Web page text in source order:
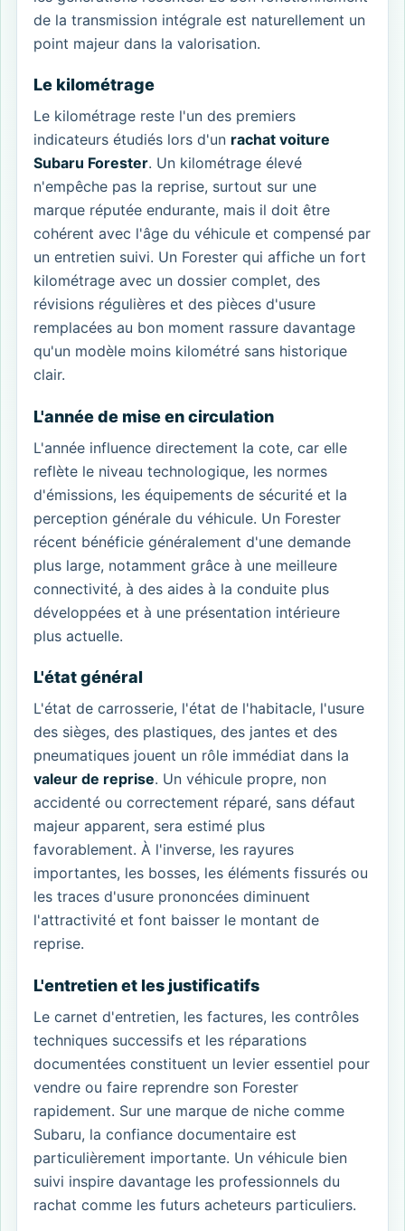
de la transmission intégrale est naturellement un
point majeur dans la valorisation.
Le kilométrage
Le kilométrage reste l'un des premiers
indicateurs étudiés lors d'un rachat voiture
Subaru Forester. Un kilométrage élevé
n'empêche pas la reprise, surtout sur une
marque réputée endurante, mais il doit être
cohérent avec l'âge du véhicule et compensé par
un entretien suivi. Un Forester qui affiche un fort
kilométrage avec un dossier complet, des
révisions régulières et des pièces d'usure
remplacées au bon moment rassure davantage
qu'un modèle moins kilométré sans historique
clair.
L'année de mise en circulation
L'année influence directement la cote, car elle
reflète le niveau technologique, les normes
d'émissions, les équipements de sécurité et la
perception générale du véhicule. Un Forester
récent bénéficie généralement d'une demande
plus large, notamment grâce à une meilleure
connectivité, à des aides à la conduite plus
développées et à une présentation intérieure
plus actuelle.
L'état général
L'état de carrosserie, l'état de l'habitacle, l'usure
des sièges, des plastiques, des jantes et des
pneumatiques jouent un rôle immédiat dans la
valeur de reprise. Un véhicule propre, non
accidenté ou correctement réparé, sans défaut
majeur apparent, sera estimé plus
favorablement. À l'inverse, les rayures
importantes, les bosses, les éléments fissurés ou
les traces d'usure prononcées diminuent
l'attractivité et font baisser le montant de
reprise.
L'entretien et les justificatifs
Le carnet d'entretien, les factures, les contrôles
techniques successifs et les réparations
documentées constituent un levier essentiel pour
vendre ou faire reprendre son Forester
rapidement. Sur une marque de niche comme
Subaru, la confiance documentaire est
particulièrement importante. Un véhicule bien
suivi inspire davantage les professionnels du
rachat comme les futurs acheteurs particuliers.